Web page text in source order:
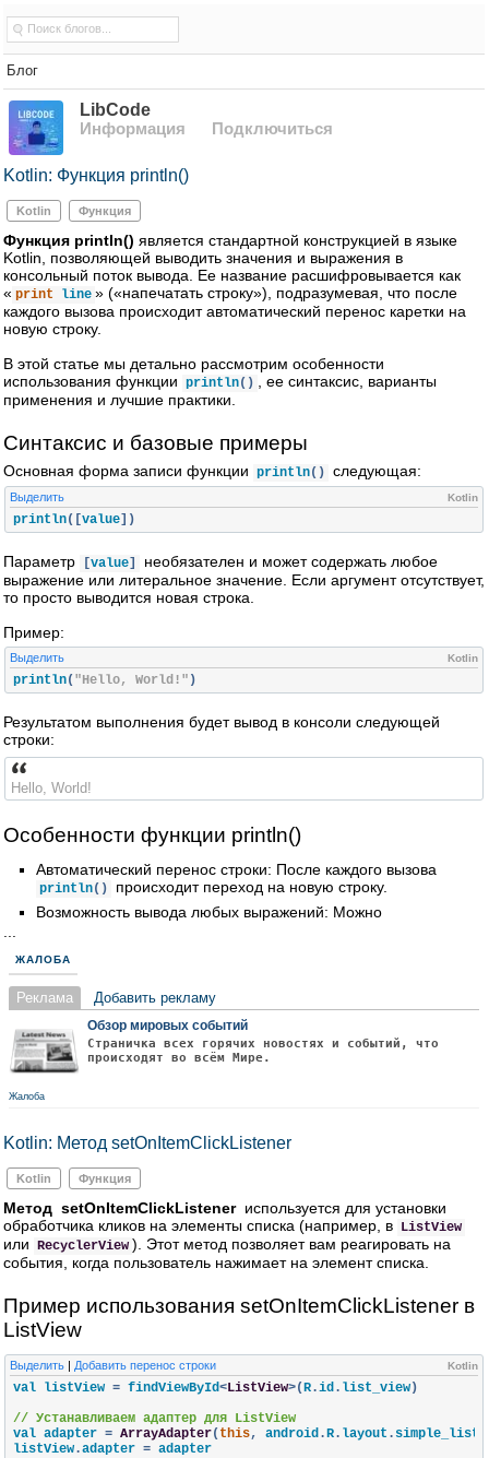
Блог
LibCode
Информация
Подключиться
Kotlin: Функция println()
Kotlin Функция
Функция println() является стандартной конструкцией в языке
Kotlin, позволяющей выводить значения и выражения в
консольный поток вывода. Ее название расшифровывается как
« print line » («напечатать строку»), подразумевая, что после
каждого вызова происходит автоматический перенос каретки на
новую строку.
В этой статье мы детально рассмотрим особенности
использования функции println()
, ее синтаксис, варианты
применения и лучшие практики.
Синтаксис и базовые примеры
Основная форма записи функции println() следующая:
Выделить Kotlin
println([value])
Параметр [value]
необязателен и может содержать любое
выражение или литеральное значение. Если аргумент отсутствует,
то просто выводится новая строка.
Пример:
Выделить Kotlin
println( "Hello, World!" )
Результатом выполнения будет вывод в консоли следующей
строки:
Hello, World!
Особенности функции println()
Автоматический перенос строки: После каждого вызова
println()
происходит переход на новую строку.
Возможность вывода любых выражений: Можно
ЖАЛОБА
Реклама Добавить рекламу
Обзор мировых событий
Страничка всех горячих новостях и событий, что
происходят во всём Мире.
Жалоба
Kotlin: Метод setOnItemClickListener
Kotlin Функция
Метод setOnItemClickListenerиспользуется для установки
обработчика кликов на элементы списка (например, в ListView
или RecyclerView ). Этот метод позволяет вам реагировать на
события, когда пользователь нажимает на элемент списка.
Пример использования setOnItemClickListener в
ListView
Выделить Kotlin
| Добавить перенос строки
val listView = findViewById<ListView>(R.id. list_view)
// Устанавливаем адаптер для ListView
val adapter = ArrayAdapter( this, android.R. layout .
listView.adapter = adapter